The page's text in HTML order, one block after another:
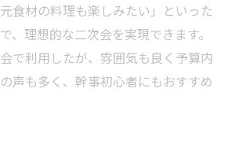
食材の料理も楽しみたい」といった
、理想的な二次会を実現できます。
で利用したが、雰囲気も良く予算内
声も多く、幹事初心者にもおすすめ